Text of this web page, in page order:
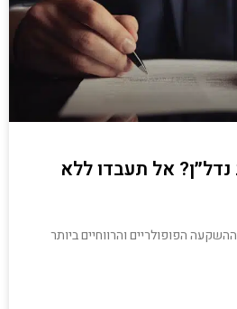
אל תעבדו ללא
הפופולריים והרווחיים ביותר